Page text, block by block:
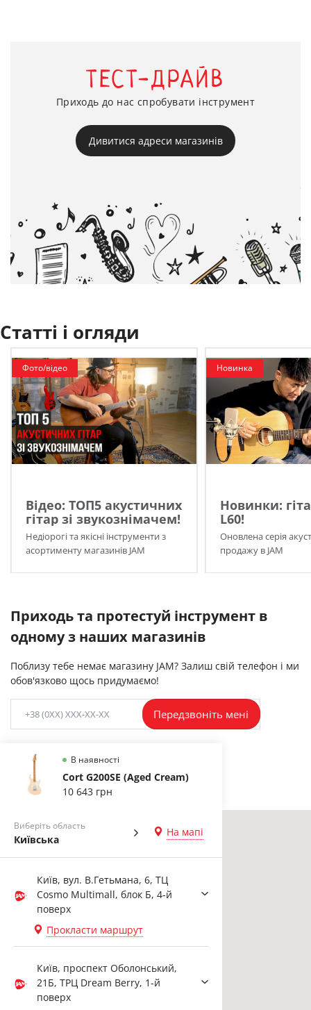
ТЕСТ-ДРАЙВ
Приходь до нас спробувати інструмент
Дивитися адреси магазинів
Статті і огляди
Фото/відео
Відео: ТОП5 акустичних
гітар зі звукознімачем!
Недіорогі та якісні інструменти з
асортименту магазинів JAM
Новинка
Новинки:
L60!
Оновлена серія
продажу в JAM
Приходь та протестуй інструмент в
одному з наших магазинів
Поблизу тебе немає магазину JAM? Залиш свій телефон і ми
обов'язково щось придумаємо!
В наявності
Cort G200SE (Aged Cream)
10 643 грн
Виберіть область
Київська
На мапі
Київ, вул. В.Гетьмана, 6, ТЦ
Cosmo Multimall, блок Б, 4-й
поверх
Прокласти маршрут
Київ, проспект Оболонський,
21Б, ТРЦ Dream Berry, 1-й
поверх
Передзвоніть мені